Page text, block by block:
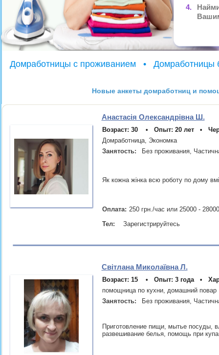
4.
Домработницы с проживанием • Домработницы
Новые анкеты домработниц и
Анастасія Олександрівна Ш.
Возраст: 30 • Опыт: 20 лет •
Домработница, Экономка
Занятость:
Без проживания,
Як кожна жінка всю роботу по дому
Оплата: 250 грн./час или 25000 -
Тел:
Зарегистрируйтесь
Світлана Миколаївна Л.
Возраст: 15 • Опыт: 3 года •
помощница по кухни, домашний повар
Занятость:
Без проживания,
Приготовление пищи, мытье посуды,
развешивание белья, помощь при